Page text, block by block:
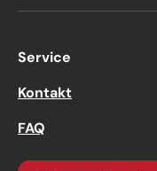
Service
Kontakt
FAQ